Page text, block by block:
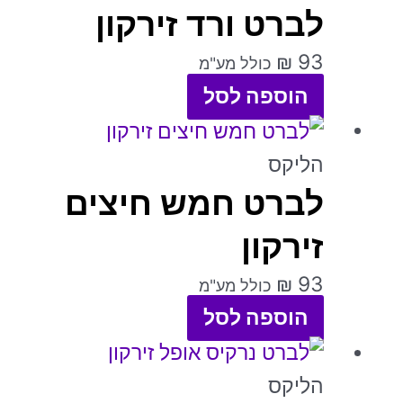
לברט ורד זירקון
₪ 93 כולל מע"מ
הוספה לסל
יש
מספר
סוגים.
ניתן
לבחור
את
האפשרויות
בעמוד
המוצר
הליקס
לברט חמש חיצים
זירקון
₪ 93 כולל מע"מ
הוספה לסל
למוצר
זה
יש
סוגים.
ניתן
לבחור
את
האפשרויות
הליקס